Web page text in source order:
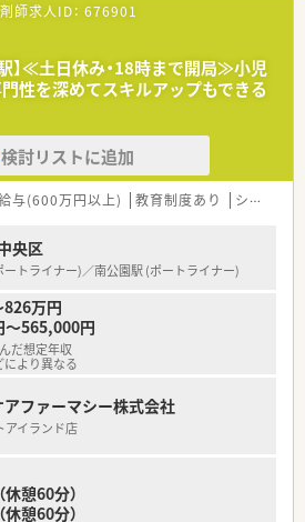
着した医療を提供しており、患者さま一人
かい病院運営を行っています。
職種連携を大切にしており、チーム医療の
専門性を発揮できる環境です。
利厚生の充実に力を入れています。
ケーションが取りやすく、スタッフ同士で
職場であるため、地域に腰を据えて長期的な
す方にとって安心できる環境です。
師求人ID： 676901
】≪土日休み・18時まで開局≫小児
性を深めてスキルアップもできる
検討リストに追加
与(600万円以上) 教育制度あり シフト制
央区
ートライナー)／南公園駅 (ポートライナー)
万円
～565,000円
だ想定年収
より異なる
ファーマシー株式会社
イランド店
休憩60分）
休憩60分）